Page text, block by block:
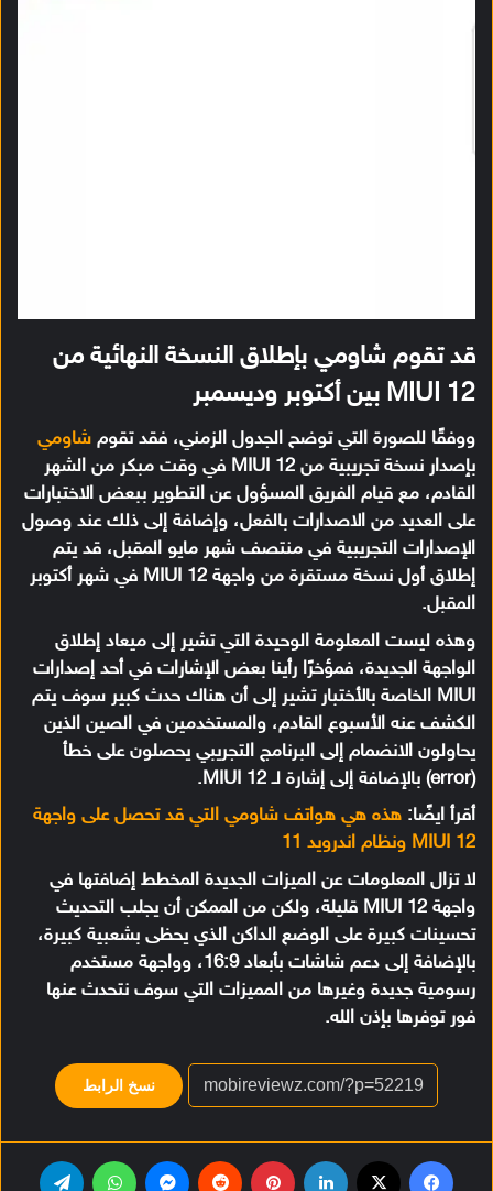
قد تقوم شاومي بإطلاق النسخة النهائية من
MIUI 12 بين أكتوبر وديسمبر
ووفقًا للصورة التي توضح الجدول الزمني، فقد تقوم شاومي
بإصدار نسخة تجريبية من MIUI 12 في وقت مبكر من الشهر
القادم، مع قيام الفريق المسؤول عن التطوير ببعض الاختبارات
على العديد من الاصدارات بالفعل، وإضافة إلى ذلك عند وصول
الإصدارات التجريبية في منتصف شهر مايو المقبل، قد يتم
إطلاق أول نسخة مستقرة من واجهة MIUI 12 في شهر أكتوبر
المقبل.
وهذه ليست المعلومة الوحيدة التي تشير إلى ميعاد إطلاق
الواجهة الجديدة، فمؤخرًا رأينا بعض الإشارات في أحد إصدارات
MIUI الخاصة بالأختبار تشير إلى أن هناك حدث كبير سوف يتم
الكشف عنه الأسبوع القادم، والمستخدمين في الصين الذين
يحاولون الانضمام إلى البرنامج التجريبي يحصلون على خطأ
(error) بالإضافة إلى إشارة لـ MIUI 12.
أقرأ ايضًا: هذه هي هواتف شاومي التي قد تحصل على واجهة
MIUI 12 ونظام اندرويد 11
لا تزال المعلومات عن الميزات الجديدة المخطط إضافتها في
واجهة MIUI 12 قليلة، ولكن من الممكن أن يجلب التحديث
تحسينات كبيرة على الوضع الداكن الذي يحظى بشعبية كبيرة،
بالإضافة إلى دعم شاشات بأبعاد 16:9، وواجهة مستخدم
رسومية جديدة وغيرها من المميزات التي سوف نتحدث عنها
فور توفرها بإذن الله.
نسخ الرابط